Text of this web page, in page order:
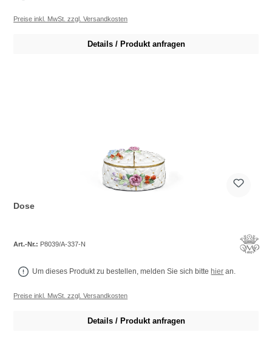
Preise inkl. MwSt. zzgl. Versandkosten
Details / Produkt anfragen
Dose
Art.-Nr.: P8039/A-337-N
Um dieses Produkt zu bestellen, melden Sie sich bitte hier an.
Preise inkl. MwSt. zzgl. Versandkosten
Details / Produkt anfragen